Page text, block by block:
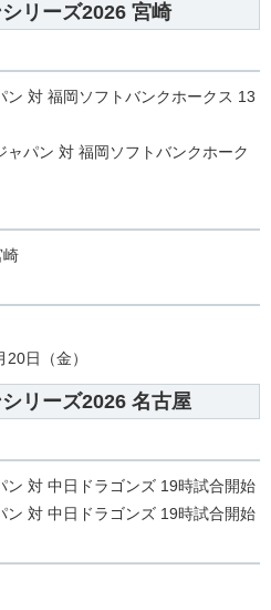
リーズ2026 宮崎
対 福岡ソフトバンクホークス 13
パン 対 福岡ソフトバンクホーク
崎
日（金）
リーズ2026 名古屋
対 中日ドラゴンズ 19時試合開始
対 中日ドラゴンズ 19時試合開始